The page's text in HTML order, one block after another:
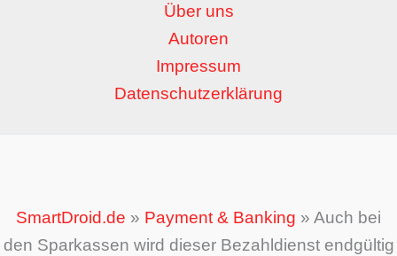
Über uns
Autoren
Impressum
Datenschutzerklärung
SmartDroid.de » Payment & Banking » Auch bei
den Sparkassen wird dieser Bezahldienst endgültig